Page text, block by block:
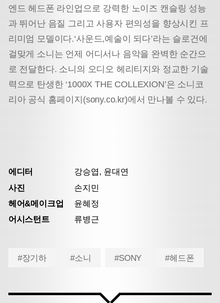
엔드 헤드폰 라인업으로 강력한 노이즈 캔슬링 성능
과 뛰어난 음질 그리고 사용자 편의성을 향상시킨 프
리미엄 모델이다.‘사운드,예술이 되다’라는 슬로건에
걸맞게 소니는 언제 어디서나 음악을 완벽한 순간으
로 전달한다. 소니의 오디오 헤리티지와 정교한 기술
력으로 탄생한 ‘1000X THE COLLEXION’은 소니코
리아 공식 홈페이지(sony.co.kr)에서 만나볼 수 있다.
에디터
강승엽, 윤대연
사진
손지민
헤어&메이크업
윤혜정
어시스턴트
류병근
#장기하 #소니 #SONY #헤드폰